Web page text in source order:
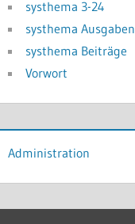
systhema 3-24
systhema Ausgaben
systhema Beiträge
Vorwort
Administration